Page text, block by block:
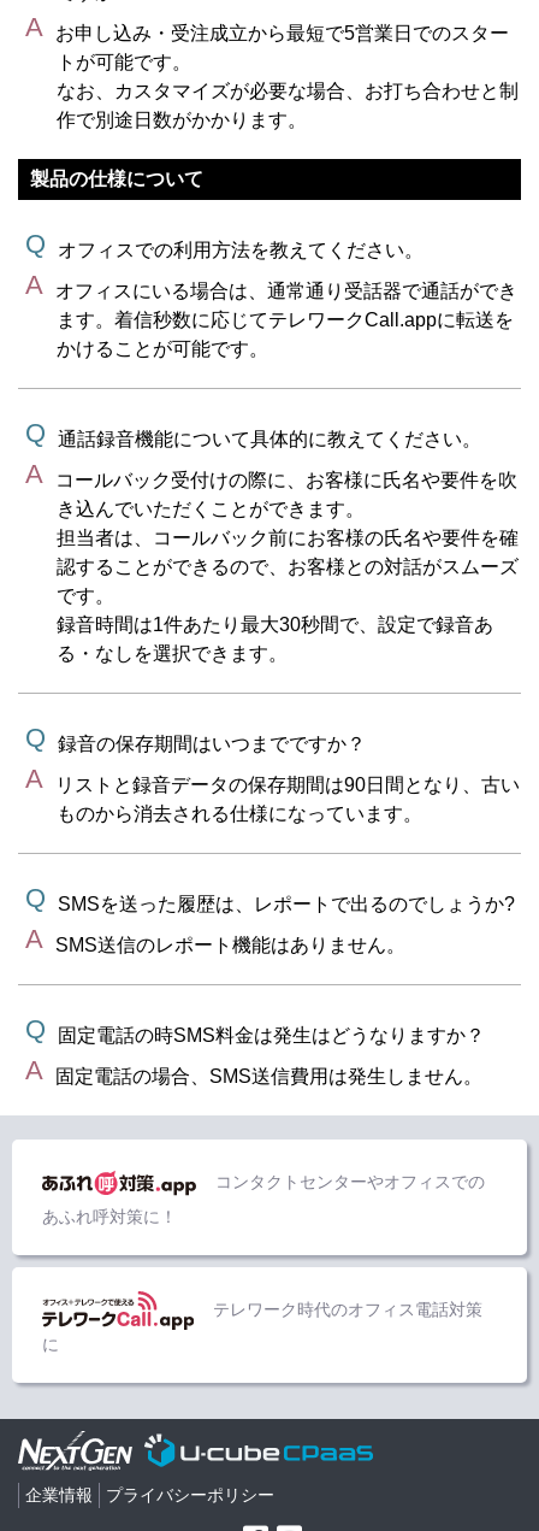
お申し込み・受注成立から最短で5営業日でのスター
トが可能です。
なお、カスタマイズが必要な場合、お打ち合わせと制
作で別途日数がかかります。
製品の仕様について
オフィスでの利用方法を教えてください。
オフィスにいる場合は、通常通り受話器で通話ができ
ます。着信秒数に応じてテレワークCall.appに転送を
かけることが可能です。
通話録音機能について具体的に教えてください。
コールバック受付けの際に、お客様に氏名や要件を吹
き込んでいただくことができます。
担当者は、コールバック前にお客様の氏名や要件を確
認することができるので、お客様との対話がスムーズ
です。
録音時間は1件あたり最大30秒間で、設定で録音あ
る・なしを選択できます。
録音の保存期間はいつまでですか？
リストと録音データの保存期間は90日間となり、古い
ものから消去される仕様になっています。
SMSを送った履歴は、レポートで出るのでしょうか?
SMS送信のレポート機能はありません。
固定電話の時SMS料金は発生はどうなりますか？
固定電話の場合、SMS送信費用は発生しません。
コンタクトセンターやオフィスでの
あふれ呼対策に！
テレワーク時代のオフィス電話対策
に
企業情報 プライバシーポリシー